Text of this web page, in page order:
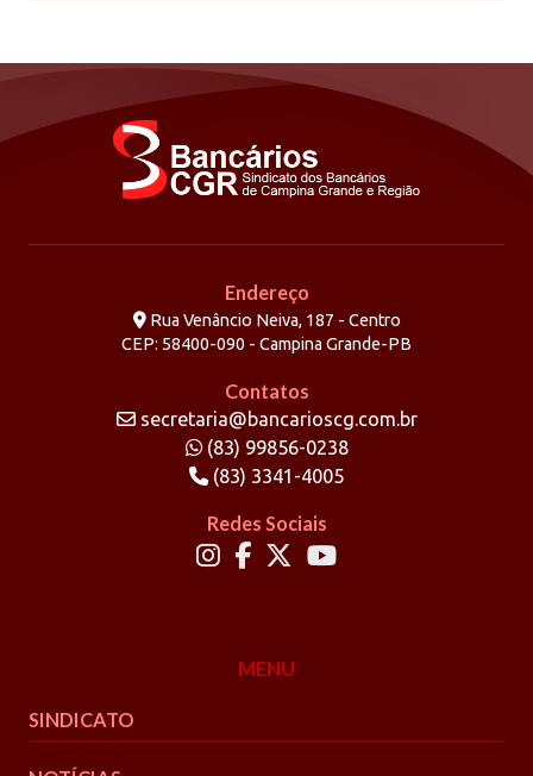
Endereço
Rua Venâncio Neiva, 187 - Centro
CEP: 58400-090 - Campina Grande-PB
Contatos
secretaria@bancarioscg.com.br
(83) 99856-0238
(83) 3341-4005
Redes Sociais
MENU
SINDICATO